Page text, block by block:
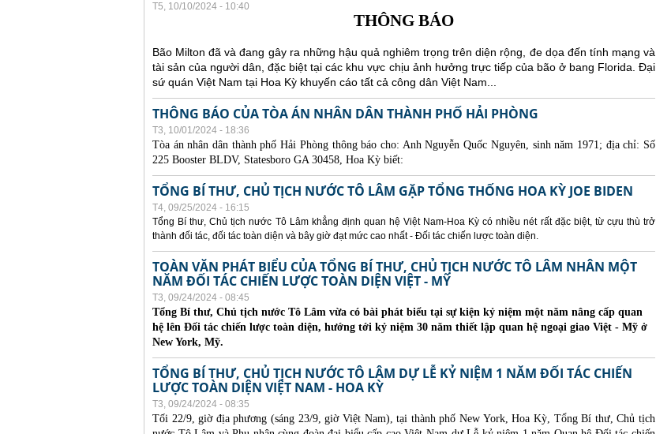
T5, 10/10/2024 - 10:40
THÔNG BÁO
Bão Milton đã và đang gây ra những hậu quả nghiêm trọng trên diện rộng, đe dọa đến tính mạng và
tài sản của người dân, đặc biệt tại các khu vực chịu ảnh hưởng trực tiếp của bão ở bang Florida. Đại
sứ quán Việt Nam tại Hoa Kỳ khuyến cáo tất cả công dân Việt Nam...
THÔNG BÁO CỦA TÒA ÁN NHÂN DÂN THÀNH PHỐ HẢI PHÒNG
T3, 10/01/2024 - 18:36
Tòa án nhân dân thành phố Hải Phòng thông báo cho: Anh Nguyễn Quốc Nguyên, sinh năm 1971; địa chỉ: Số
225 Booster BLDV, Statesboro GA 30458, Hoa Kỳ biết:
TỔNG BÍ THƯ, CHỦ TỊCH NƯỚC TÔ LÂM GẶP TỔNG THỐNG HOA KỲ JOE BIDEN
T4, 09/25/2024 - 16:15
Tổng Bí thư, Chủ tịch nước Tô Lâm khẳng định quan hệ Việt Nam-Hoa Kỳ có nhiều nét rất đặc biệt, từ cựu thù trở
thành đối tác, đối tác toàn diện và bây giờ đạt mức cao nhất - Đối tác chiến lược toàn diện.
TOÀN VĂN PHÁT BIỂU CỦA TỔNG BÍ THƯ, CHỦ TỊCH NƯỚC TÔ LÂM NHÂN MỘT
NĂM ĐỐI TÁC CHIẾN LƯỢC TOÀN DIỆN VIỆT - MỸ
T3, 09/24/2024 - 08:45
Tổng Bí thư, Chủ tịch nước Tô Lâm vừa có bài phát biểu tại sự kiện kỷ niệm một năm nâng cấp quan
hệ lên Đối tác chiến lược toàn diện, hướng tới kỷ niệm 30 năm thiết lập quan hệ ngoại giao Việt - Mỹ ở
New York, Mỹ.
TỔNG BÍ THƯ, CHỦ TỊCH NƯỚC TÔ LÂM DỰ LỄ KỶ NIỆM 1 NĂM ĐỐI TÁC CHIẾN
LƯỢC TOÀN DIỆN VIỆT NAM - HOA KỲ
T3, 09/24/2024 - 08:35
Tối 22/9, giờ địa phương (sáng 23/9, giờ Việt Nam), tại thành phố New York, Hoa Kỳ, Tổng Bí thư, Chủ tịch